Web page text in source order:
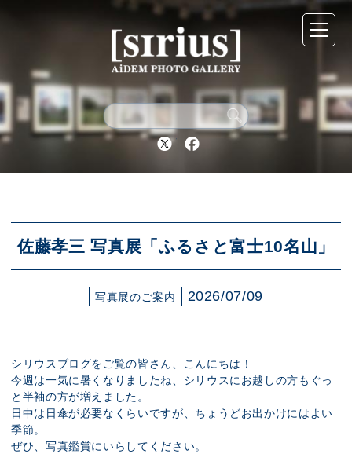
Twitter Facebook
佐藤孝三 写真展「ふるさと富士10名山」
写真展のご案内 2026/07/09
シリウスブログをご覧の皆さん、こんにちは！
今週は一気に暑くなりましたね、シリウスにお越しの方もぐっ
と半袖の方が増えました。
日中は日傘が必要なくらいですが、ちょうどお出かけにはよい
季節。
ぜひ、写真鑑賞にいらしてください。
シリウスについて
展示スケジュール
アクセス